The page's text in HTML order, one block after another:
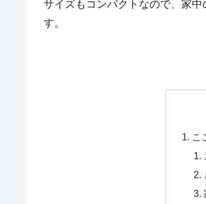
サイズもコンパクトなので、家
す。
こ